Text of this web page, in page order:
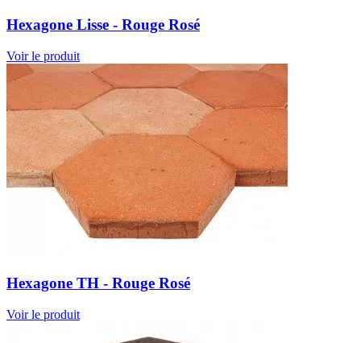
Hexagone Lisse - Rouge Rosé
Voir le produit
Hexagone TH - Rouge Rosé
Voir le produit